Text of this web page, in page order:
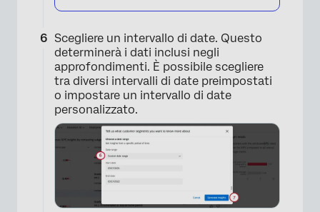
Scegliere un intervallo di date. Questo
determinerà i dati inclusi negli
approfondimenti. È possibile scegliere
tra diversi intervalli di date preimpostati
o impostare un intervallo di date
personalizzato.